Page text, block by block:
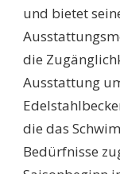
und bietet
die
Ausstattung
die das
Bedürfnisse